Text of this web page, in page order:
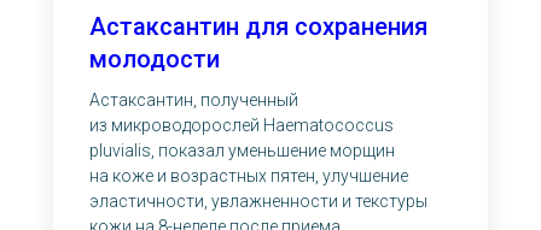
Астаксантин для сохранения
молодости
Астаксантин, полученный
из микроводорослей Haematococcus
pluvialis, показал уменьшение морщин
на коже и возрастных пятен, улучшение
эластичности, увлажненности и текстуры